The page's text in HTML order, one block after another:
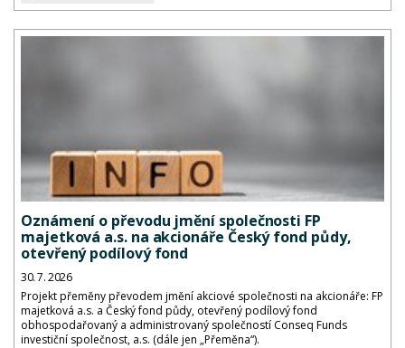
Oznámení o převodu jmění společnosti FP
majetková a.s. na akcionáře Český fond půdy,
otevřený podílový fond
30. 7. 2026
Projekt přeměny převodem jmění akciové společnosti na akcionáře: FP
majetková a.s. a Český fond půdy, otevřený podílový fond
obhospodařovaný a administrovaný společností Conseq Funds
investiční společnost, a.s. (dále jen „Přeměna“).